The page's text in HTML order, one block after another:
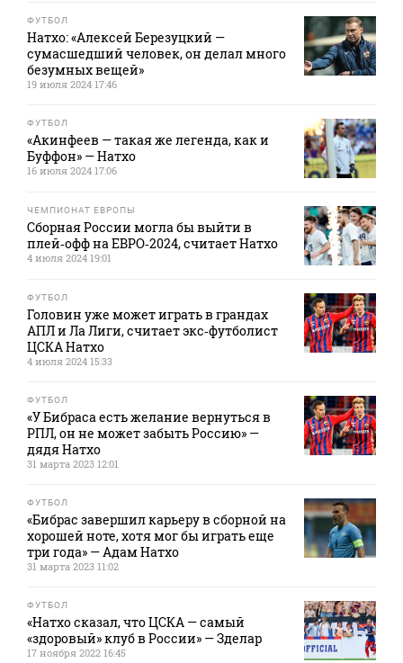
ФУТБОЛ
Натхо: «Алексей Березуцкий —
сумасшедший человек, он делал много
безумных вещей»
19 июля 2024 17:46
ФУТБОЛ
«Акинфеев — такая же легенда, как и
Буффон» — Натхо
16 июля 2024 17:06
ЧЕМПИОНАТ ЕВРОПЫ
Сборная России могла бы выйти в
плей‑офф на ЕВРО‑2024, считает Натхо
4 июля 2024 19:01
ФУТБОЛ
Головин уже может играть в грандах
АПЛ и Ла Лиги, считает экс‑футболист
ЦСКА Натхо
4 июля 2024 15:33
ФУТБОЛ
«У Бибраса есть желание вернуться в
РПЛ, он не может забыть Россию» —
дядя Натхо
31 марта 2023 12:01
ФУТБОЛ
«Бибрас завершил карьеру в сборной на
хорошей ноте, хотя мог бы играть еще
три года» — Адам Натхо
31 марта 2023 11:02
ФУТБОЛ
«Натхо сказал, что ЦСКА — самый
«здоровый» клуб в России» — Зделар
17 ноября 2022 16:45